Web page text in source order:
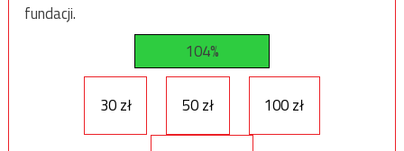
fundacji.
104%
30 zł 50 zł 100 zł